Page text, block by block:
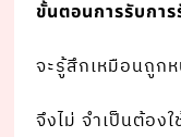
ขั้นตอนการรับการ
จะรู้สึกเหมือนถูก
จึงไม่ จําเป็นต้อง